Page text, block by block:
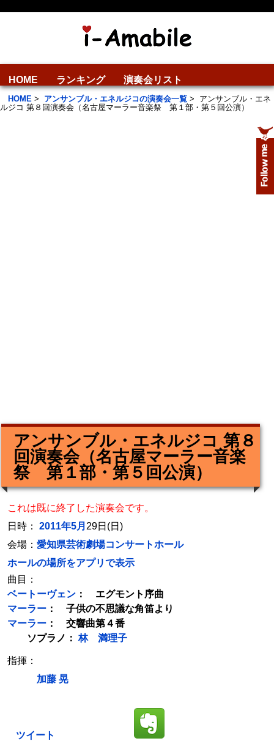
HOME ランキング 演奏会リスト
HOME > アンサンブル・エネルジコの演奏会一覧 > アンサンブル・エネ
ルジコ 第８回演奏会（名古屋マーラー音楽祭 第１部・第５回公演）
アンサンブル・エネルジコ 第８
回演奏会（名古屋マーラー音楽
祭 第１部・第５回公演）
これは既に終了した演奏会です。
日時： 2011年5月 29日(日)
会場： 愛知県芸術劇場コンサートホール
ホールの場所をアプリで表示
曲目：
ベートーヴェン ： エグモント序曲
マーラー ： 子供の不思議な角笛より
マーラー ： 交響曲第４番
ソプラノ：林 満理子
指揮：
加藤 晃
ツイート